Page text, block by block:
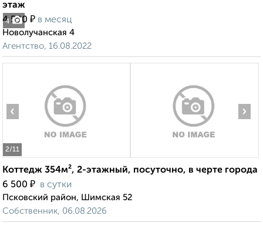
4
этаж
4 500 ₽ в месяц
Новолучанская 4
Агентство, 16.08.2022
2/11
‹ ›
Коттедж 354м², 2-этажный, посуточно, в черте города
6 500 ₽ в сутки
Псковский район, Шимская 52
Собственник, 06.08.2026